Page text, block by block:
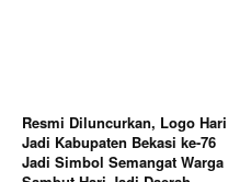
Company
About
Resmi Diluncurkan, Logo Hari
Jadi Kabupaten Bekasi ke-76
Jadi Simbol Semangat Warga